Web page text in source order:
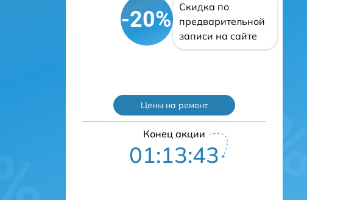
-20%
Скидка по
предварительной
записи на сайте
Цены на ремонт
Конец акции
01:13:42